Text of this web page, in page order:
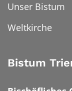
Unser Bistum
Weltkirche
Bistum